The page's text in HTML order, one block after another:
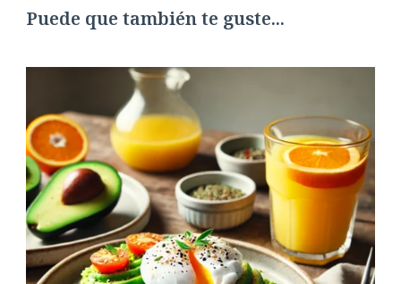
Puede que también te guste...